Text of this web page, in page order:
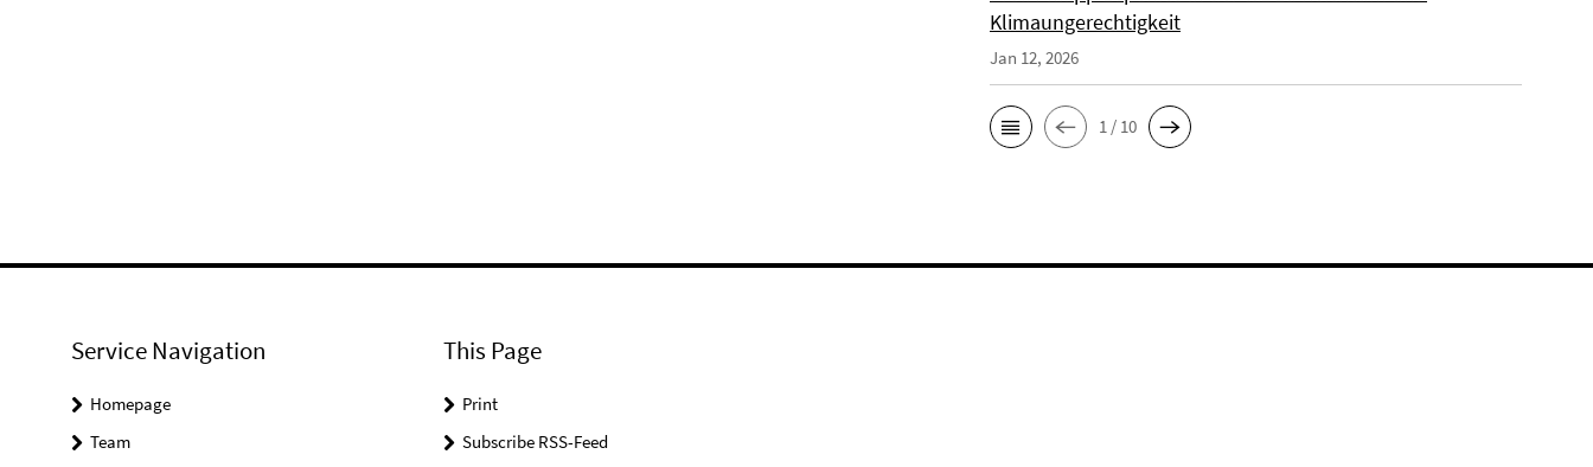
Klimaungerechtigkeit
Jan 12, 2026
1 / 10
Service Navigation
Homepage
Team
This Page
Print
Subscribe RSS-Feed